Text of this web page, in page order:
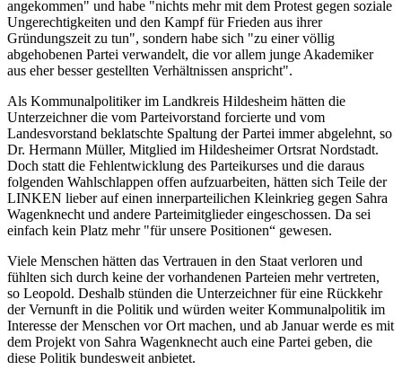
angekommen" und habe "nichts mehr mit dem Protest gegen soziale
Ungerechtigkeiten und den Kampf für Frieden aus ihrer
Gründungszeit zu tun", sondern habe sich "zu einer völlig
abgehobenen Partei verwandelt, die vor allem junge Akademiker
aus eher besser gestellten Verhältnissen anspricht".
Als Kommunalpolitiker im Landkreis Hildesheim hätten die
Unterzeichner die vom Parteivorstand forcierte und vom
Landesvorstand beklatschte Spaltung der Partei immer abgelehnt, so
Dr. Hermann Müller, Mitglied im Hildesheimer Ortsrat Nordstadt.
Doch statt die Fehlentwicklung des Parteikurses und die daraus
folgenden Wahlschlappen offen aufzuarbeiten, hätten sich Teile der
LINKEN lieber auf einen innerparteilichen Kleinkrieg gegen Sahra
Wagenknecht und andere Parteimitglieder eingeschossen. Da sei
einfach kein Platz mehr "für unsere Positionen“ gewesen.
Viele Menschen hätten das Vertrauen in den Staat verloren und
fühlten sich durch keine der vorhandenen Parteien mehr vertreten,
so Leopold. Deshalb stünden die Unterzeichner für eine Rückkehr
der Vernunft in die Politik und würden weiter Kommunalpolitik im
Interesse der Menschen vor Ort machen, und ab Januar werde es mit
dem Projekt von Sahra Wagenknecht auch eine Partei geben, die
diese Politik bundesweit anbietet.